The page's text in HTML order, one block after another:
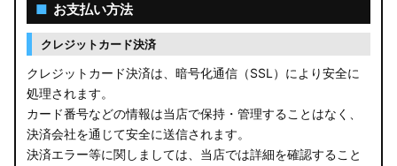
■ お支払い方法
クレジットカード決済
クレジットカード決済は、暗号化通信（SSL）により安全に
処理されます。
カード番号などの情報は当店で保持・管理することはなく、
決済会社を通じて安全に送信されます。
決済エラー等に関しましては、当店では詳細を確認すること